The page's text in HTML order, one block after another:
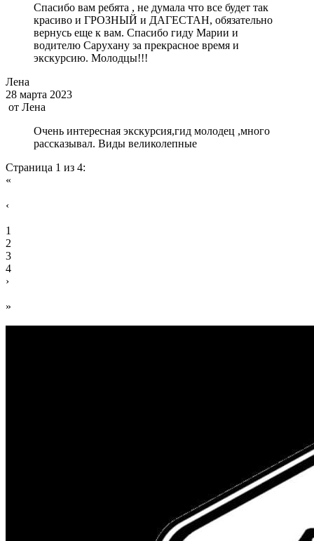
Спасибо вам ребята , не думала что все будет так
красиво и ГРОЗНЫЙ и ДАГЕСТАН, обязательно
вернусь еще к вам. Спасибо гиду Марии и
водителю Сарухану за прекрасное время и
экскурсию. Молодцы!!!
Лена
28 марта 2023
от Лена
Очень интересная экскурсия,гид молодец ,много
рассказывал. Виды великолепные
Страница 1 из 4:
«
‹
1
2
3
4
›
»